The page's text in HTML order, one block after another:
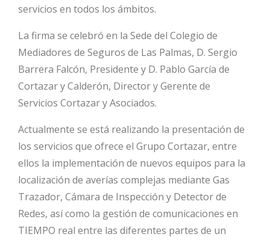
servicios en todos los ámbitos.
La firma se celebró en la Sede del Colegio de
Mediadores de Seguros de Las Palmas, D. Sergio
Barrera Falcón, Presidente y D. Pablo García de
Cortazar y Calderón, Director y Gerente de
Servicios Cortazar y Asociados.
Actualmente se está realizando la presentación de
los servicios que ofrece el Grupo Cortazar, entre
ellos la implementación de nuevos equipos para la
localización de averías complejas mediante Gas
Trazador, Cámara de Inspección y Detector de
Redes, así como la gestión de comunicaciones en
TIEMPO real entre las diferentes partes de un